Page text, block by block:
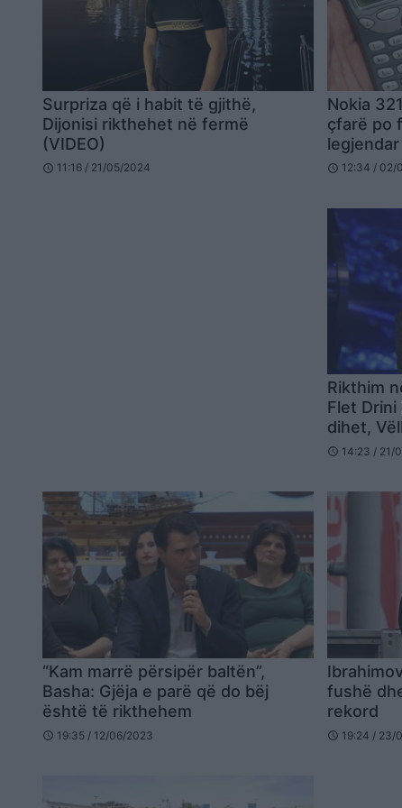
Surpriza që i habit të gjithë,
Dijonisi rikthehet në fermë
(VIDEO)
schedule 11:16 / 21/05/2024
Nokia
çfarë po
legjendar
schedule 12:34 / 02/
Rikthim
Flet
dihet,
schedule 14:23 / 21/
“Kam marrë përsipër baltën”,
Basha: Gjëja e parë që do bëj
është të rikthehem
schedule 19:35 / 12/06/2023
fushë
rekord
schedule 19:24 / 23/